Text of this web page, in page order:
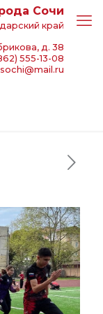
Сочи
край
д. 38
555-13-08